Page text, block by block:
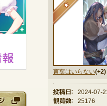
NEXONポイントチ
言葉はいらない(+2)
投稿日：
2024-07-
観覧数：
25176